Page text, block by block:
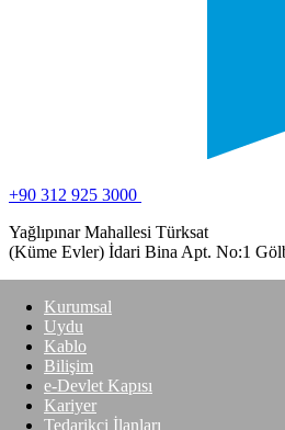
Kurumsal
Uydu
Kablo
Bilişim
e-Devlet Kapısı
Kariyer
Tedarikçi İlanları
+90 312 925 3000
Yağlıpınar Mahallesi Türksat
(Küme Evler) İdari Bina Apt. No:1